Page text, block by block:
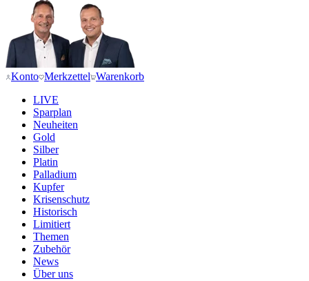
Konto Merkzettel Warenkorb
LIVE
Sparplan
Neuheiten
Gold
Silber
Platin
Palladium
Kupfer
Krisenschutz
Historisch
Limitiert
Themen
Zubehör
News
Über uns